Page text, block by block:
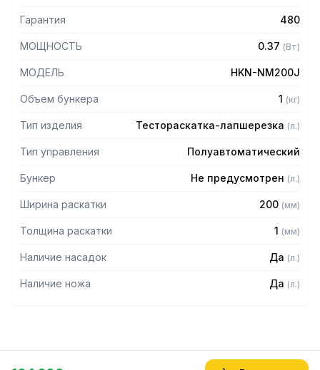
Гарантия 480
МОЩНОСТЬ 0.37 (Вт)
МОДЕЛЬ HKN-NM200J
Объем бункера 1 (кг)
Тип изделия Тестораскатка-лапшерезка (л.)
Тип управления Полуавтоматический
Бункер Не предусмотрен (л.)
Ширина раскатки 200 (мм)
Толщина раскатки 1 (мм)
Наличие насадок Да (л.)
Наличие ножа Да (л.)